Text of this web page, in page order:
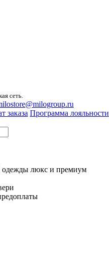
сеть.
заказа Программа лояльности
одежды люкс и премиум